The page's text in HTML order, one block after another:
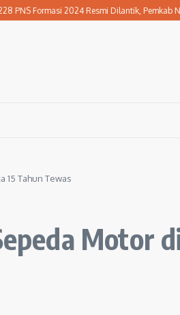
Formasi 2024 Resmi Dilantik, Pemkab Ngawi
15 Tahun Tewas
Motor